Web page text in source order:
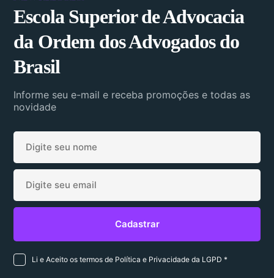
Escola Superior de Advocacia
da Ordem dos Advogados do
Brasil
Informe seu e-mail e receba promoções e todas as
novidade
Li e Aceito os termos de Política e Privacidade da LGPD *